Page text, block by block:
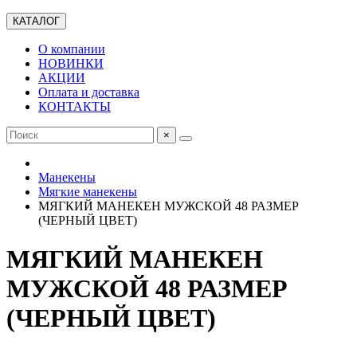
КАТАЛОГ
О компании
НОВИНКИ
АКЦИИ
Оплата и доставка
КОНТАКТЫ
×
Манекены
Мягкие манекены
МЯГКИЙ МАНЕКЕН МУЖСКОЙ 48 РАЗМЕР
(ЧЕРНЫЙ ЦВЕТ)
МЯГКИЙ МАНЕКЕН
МУЖСКОЙ 48 РАЗМЕР
(ЧЕРНЫЙ ЦВЕТ)